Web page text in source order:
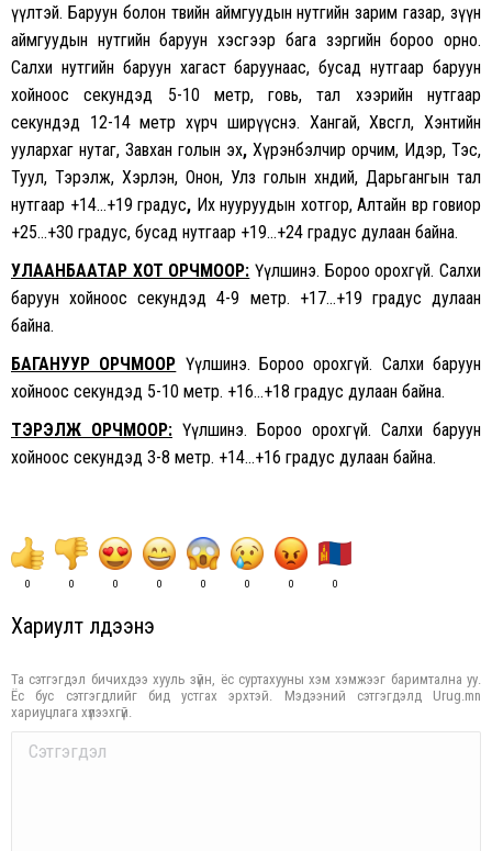
үүлтэй. Баруун болон төвийн аймгуудын нутгийн зарим газар, зүүн
аймгуудын нутгийн баруун хэсгээр бага зэргийн бороо орно.
Салхи нутгийн баруун хагаст баруунаас, бусад нутгаар баруун
хойноос секундэд 5-10 метр, говь, тал хээрийн нутгаар
секундэд 12-14 метр хүрч ширүүснэ. Хангай, Хөвсгөл, Хэнтийн
уулархаг нутаг, Завхан голын эх, Хүрэнбэлчир орчим, Идэр, Тэс,
Туул, Тэрэлж, Хэрлэн, Онон, Улз голын хөндий, Дарьгангын тал
нутгаар +14…+19 градус, Их нууруудын хотгор, Алтайн өвөр говиор
+25…+30 градус, бусад нутгаар +19…+24 градус дулаан байна.
УЛААНБААТАР ХОТ ОРЧМООР: Үүлшинэ. Бороо орохгүй. Салхи
баруун хойноос секундэд 4-9 метр. +17…+19 градус дулаан
байна.
БАГАНУУР ОРЧМООР Үүлшинэ. Бороо орохгүй. Салхи баруун
хойноос секундэд 5-10 метр. +16…+18 градус дулаан байна.
ТЭРЭЛЖ ОРЧМООР: Үүлшинэ. Бороо орохгүй. Салхи баруун
хойноос секундэд 3-8 метр. +14…+16 градус дулаан байна.
0 0 0 0 0 0 0 0
Хариулт үлдээнэ үү
Та сэтгэгдэл бичихдээ хууль зүйн, ёс суртахууны хэм хэмжээг баримтална уу.
Ёс бус сэтгэгдлийг бид устгах эрхтэй. Мэдээний сэтгэгдэлд Urug.mn
хариуцлага хүлээхгүй.
Comment